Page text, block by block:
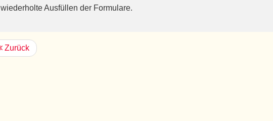
wiederholte Ausfüllen der Formulare.
Zurück